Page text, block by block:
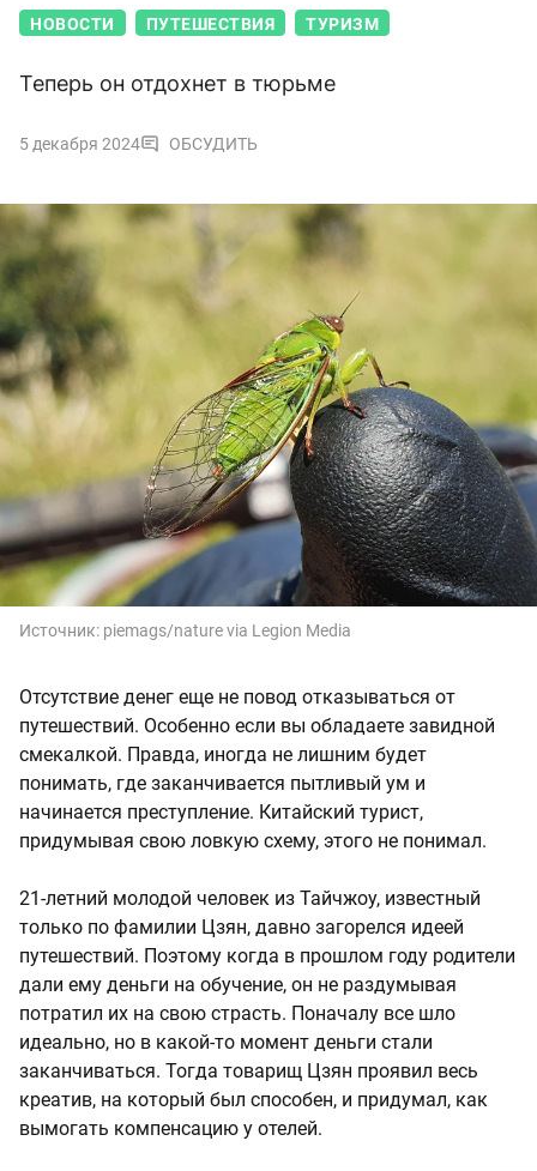
НОВОСТИ ПУТЕШЕСТВИЯ ТУРИЗМ
Теперь он отдохнет в тюрьме
5 декабря 2024 ОБСУДИТЬ
Источник: piemags/nature via Legion Media
Отсутствие денег еще не повод отказываться от
путешествий. Особенно если вы обладаете завидной
смекалкой. Правда, иногда не лишним будет
понимать, где заканчивается пытливый ум и
начинается преступление. Китайский турист,
придумывая свою ловкую схему, этого не понимал.
21-летний молодой человек из Тайчжоу, известный
только по фамилии Цзян, давно загорелся идеей
путешествий. Поэтому когда в прошлом году родители
дали ему деньги на обучение, он не раздумывая
потратил их на свою страсть. Поначалу все шло
идеально, но в какой-то момент деньги стали
заканчиваться. Тогда товарищ Цзян проявил весь
креатив, на который был способен, и придумал, как
вымогать компенсацию у отелей.